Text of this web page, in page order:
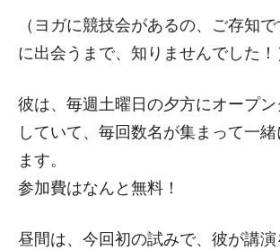
（ヨガに競技会があるの、ご存知
に出会うまで、知りませんでした！
彼は、毎週土曜日の夕方にオープ
していて、毎回数名が集まって一
ます。
参加費はなんと無料！
昼間は、今回初の試みで、彼が講